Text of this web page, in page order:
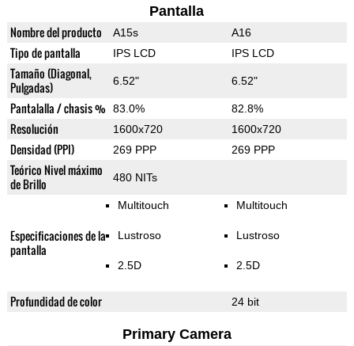
Pantalla
Nombre del producto A15s A16
Tipo de pantalla IPS LCD IPS LCD
Tamaño (Diagonal,
Pulgadas)
6.52" 6.52"
Pantalalla / chasis % 83.0% 82.8%
Resolución 1600x720 1600x720
Densidad (PPI) 269 PPP 269 PPP
Teórico Nivel máximo
de Brillo
480 NITs
Especificaciones de la
pantalla
Multitouch
Lustroso
2.5D
Multitouch
Lustroso
2.5D
Profundidad de color 24 bit
Primary Camera